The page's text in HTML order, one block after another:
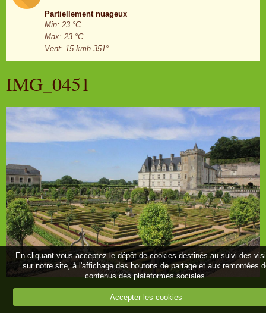
Partiellement nuageux
Min: 23 °C
Max: 23 °C
Vent: 15 kmh 351°
IMG_0451
Retour
En cliquant vous acceptez le dépôt de cookies destinés au suivi des
sur notre site, à l'affichage des boutons de partage et aux remontées
contenus des plateformes sociales.
Accepter les cookies